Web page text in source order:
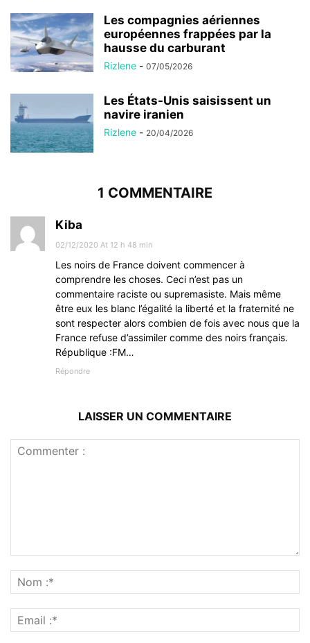
Les compagnies aériennes
européennes frappées par la
hausse du carburant
Rizlene - 07/05/2026
Les États-Unis saisissent un
navire iranien
Rizlene - 20/04/2026
1 COMMENTAIRE
Kiba
02/12/2020 At 12 h 48 min
Les noirs de France doivent commencer à
comprendre les choses. Ceci n’est pas un
commentaire raciste ou supremasiste. Mais même
être eux les blanc l’égalité la liberté et la fraternité ne
sont respecter alors combien de fois avec nous que la
France refuse d’assimiler comme des noirs français.
République :FM…
Répondre
LAISSER UN COMMENTAIRE